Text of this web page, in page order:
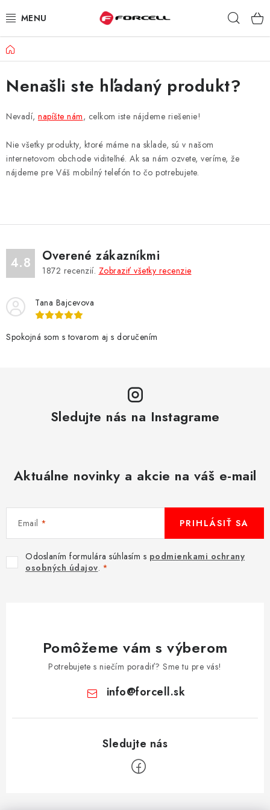
na
PUZDRÁ A OBALY
TVRDENÉ SKLÁ
DÁTOVÉ KÁBLE
NABÍJAČKY
DRŽIAKY NA MOBIL
NÁRAMKY NA HODINKY
SLÚCHADLÁ, REPRODUKTORY A MIKROFÓNY
AUTO MOTO
PAMÄŤOVÉ KARTY A DISKY
BATÉRIE VARTA
MULTIMÉDIÁ
VÝPREDAJ
Podmienky ochrany osobných údajov
Domov
Nenašli ste hľadaný produkt?
Nevadí, napíšte nám, celkom iste nájdeme riešenie!
Nie všetky produkty, ktoré máme na sklade, sú v našom
internetovom obchode viditeľné. Ak sa nám ozvete, veríme, že
nájdeme pre Váš mobilný telefón to čo potrebujete.
4.8 Overené zákazníkmi
1872 recenzií. Zobraziť všetky recenzie
Tana Bajcevova
Spokojná som s tovarom aj s doručením
Sledujte nás na Instagrame
Aktuálne novinky a akcie na váš e-mail
Email
Odoslaním formulára súhlasím s podmienkami ochrany
osobných údajov.
PRIHLÁSIŤ SA
Pomôžeme vám s výberom
Potrebujete s niečím poradiť? Sme tu pre vás!
info@forcell.sk